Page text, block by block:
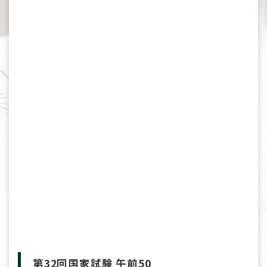
第32回国家試験 午前50